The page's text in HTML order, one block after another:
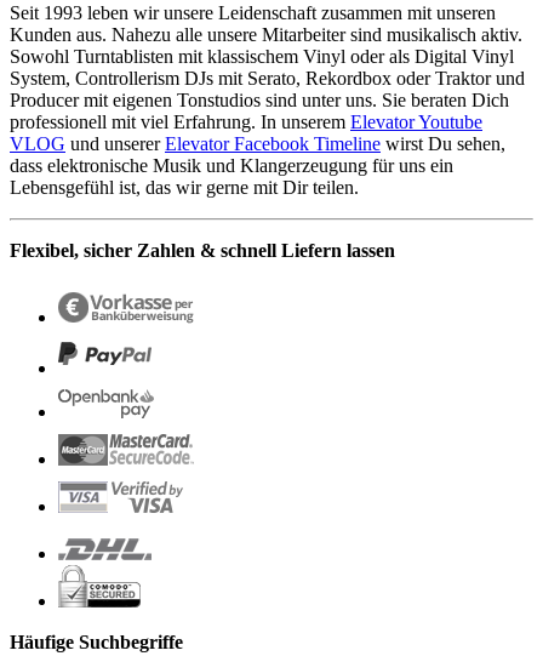
Seit 1993 leben wir unsere Leidenschaft zusammen mit unseren
Kunden aus. Nahezu alle unsere Mitarbeiter sind musikalisch aktiv.
Sowohl Turntablisten mit klassischem Vinyl oder als Digital Vinyl
System, Controllerism DJs mit Serato, Rekordbox oder Traktor und
Producer mit eigenen Tonstudios sind unter uns. Sie beraten Dich
professionell mit viel Erfahrung. In unserem Elevator Youtube
VLOG und unsererElevator Facebook Timeline wirst Du sehen,
dass elektronische Musik und Klangerzeugung für uns ein
Lebensgefühl ist, das wir gerne mit Dir teilen.
Flexibel, sicher Zahlen & schnell Liefern lassen
Häufige Suchbegriffe